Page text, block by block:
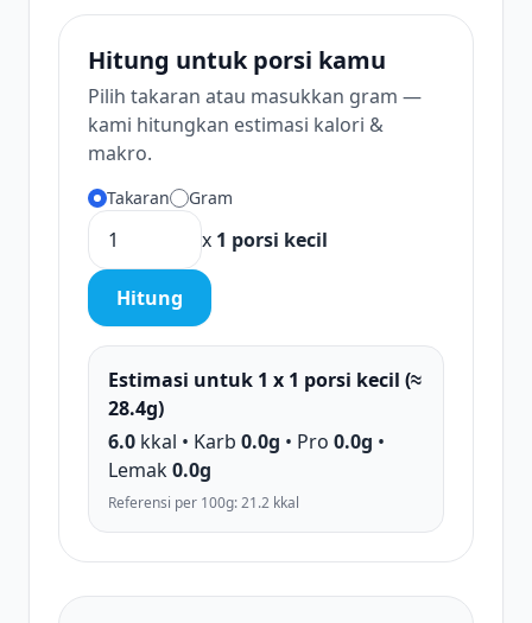
Hitung untuk porsi kamu
Pilih takaran atau masukkan gram —
kami hitungkan estimasi kalori &
makro.
Takaran Gram
x 1 porsi kecil
Hitung
Estimasi untuk 1 x 1 porsi kecil (≈
28.4g)
6.0 kkal • Karb 0.0g • Pro 0.0g •
Lemak0.0g
Referensi per 100g: 21.2 kkal